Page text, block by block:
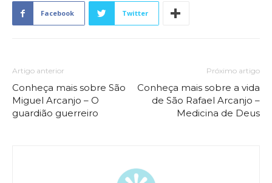
Facebook Twitter
Artigo anterior
Conheça mais sobre São
Miguel Arcanjo – O
guardião guerreiro
Próximo artigo
Conheça mais sobre a vida
de São Rafael Arcanjo –
Medicina de Deus